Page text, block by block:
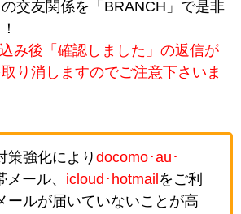
交友関係を「BRANCH」で是非
み後「確認しました」の返信が
り消しますのでご注意下さいま
強化により docomo･au･
メール、 icloud･hotmail をご利
ールが届いていないことが高